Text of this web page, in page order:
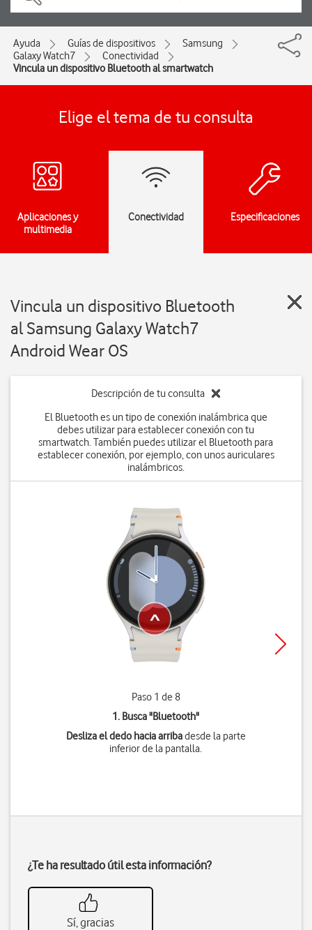
Ayuda Guías de dispositivos
Samsung
Galaxy Watch7
Conectividad
Vincula un dispositivo Bluetooth al smartwatch
Elige el tema de tu consulta
Aplicaciones y
multimedia
Conectividad Especificaciones
Vincula un dispositivo Bluetooth
al Samsung Galaxy Watch7
Android Wear OS
Descripción de tu consulta
El Bluetooth es un tipo de conexión inalámbrica que
debes utilizar para establecer conexión con tu
smartwatch. También puedes utilizar el Bluetooth para
establecer conexión, por ejemplo, con unos auriculares
inalámbricos.
Paso 1 de 8
1. Busca "Bluetooth"
Desliza el dedo hacia arribadesde la parte
inferior de la pantalla.
¿Te ha resultado útil esta información?
Sí, gracias